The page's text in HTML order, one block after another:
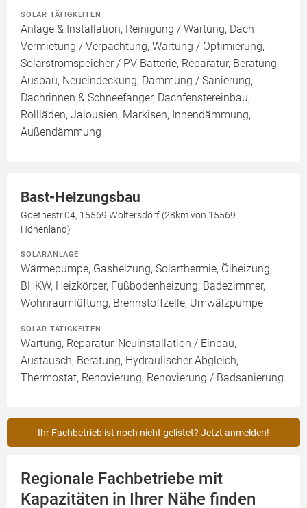
SOLAR TÄTIGKEITEN
Anlage & Installation, Reinigung / Wartung, Dach
Vermietung / Verpachtung, Wartung / Optimierung,
Solarstromspeicher / PV Batterie, Reparatur, Beratung,
Ausbau, Neueindeckung, Dämmung / Sanierung,
Dachrinnen & Schneefänger, Dachfenstereinbau,
Rollläden, Jalousien, Markisen, Innendämmung,
Außendämmung
Bast-Heizungsbau
Goethestr.04, 15569 Woltersdorf (28km von 15569
Höhenland)
SOLARANLAGE
Wärmepumpe, Gasheizung, Solarthermie, Ölheizung,
BHKW, Heizkörper, Fußbodenheizung, Badezimmer,
Wohnraumlüftung, Brennstoffzelle, Umwälzpumpe
SOLAR TÄTIGKEITEN
Wartung, Reparatur, Neuinstallation / Einbau,
Austausch, Beratung, Hydraulischer Abgleich,
Thermostat, Renovierung, Renovierung / Badsanierung
Ihr Fachbetrieb ist noch nicht gelistet? Jetzt anmelden!
Regionale Fachbetriebe mit
Kapazitäten in Ihrer Nähe finden